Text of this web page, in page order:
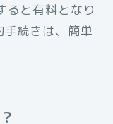
ると有料となり
続きは、簡単